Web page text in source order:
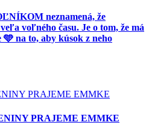
neznamená, že
voľného času. Je o tom, že má
na to, aby kúsok z neho
PRAJEME EMMKE
PRAJEME EMMKE